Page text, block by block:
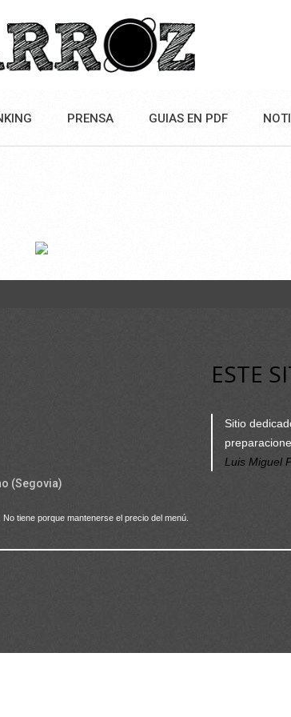
PRENSA GUIAS EN PDF
(Segovia)
tiene porque mantenerse el precio del menú.
ESTE
Sitio
Luis Miguel